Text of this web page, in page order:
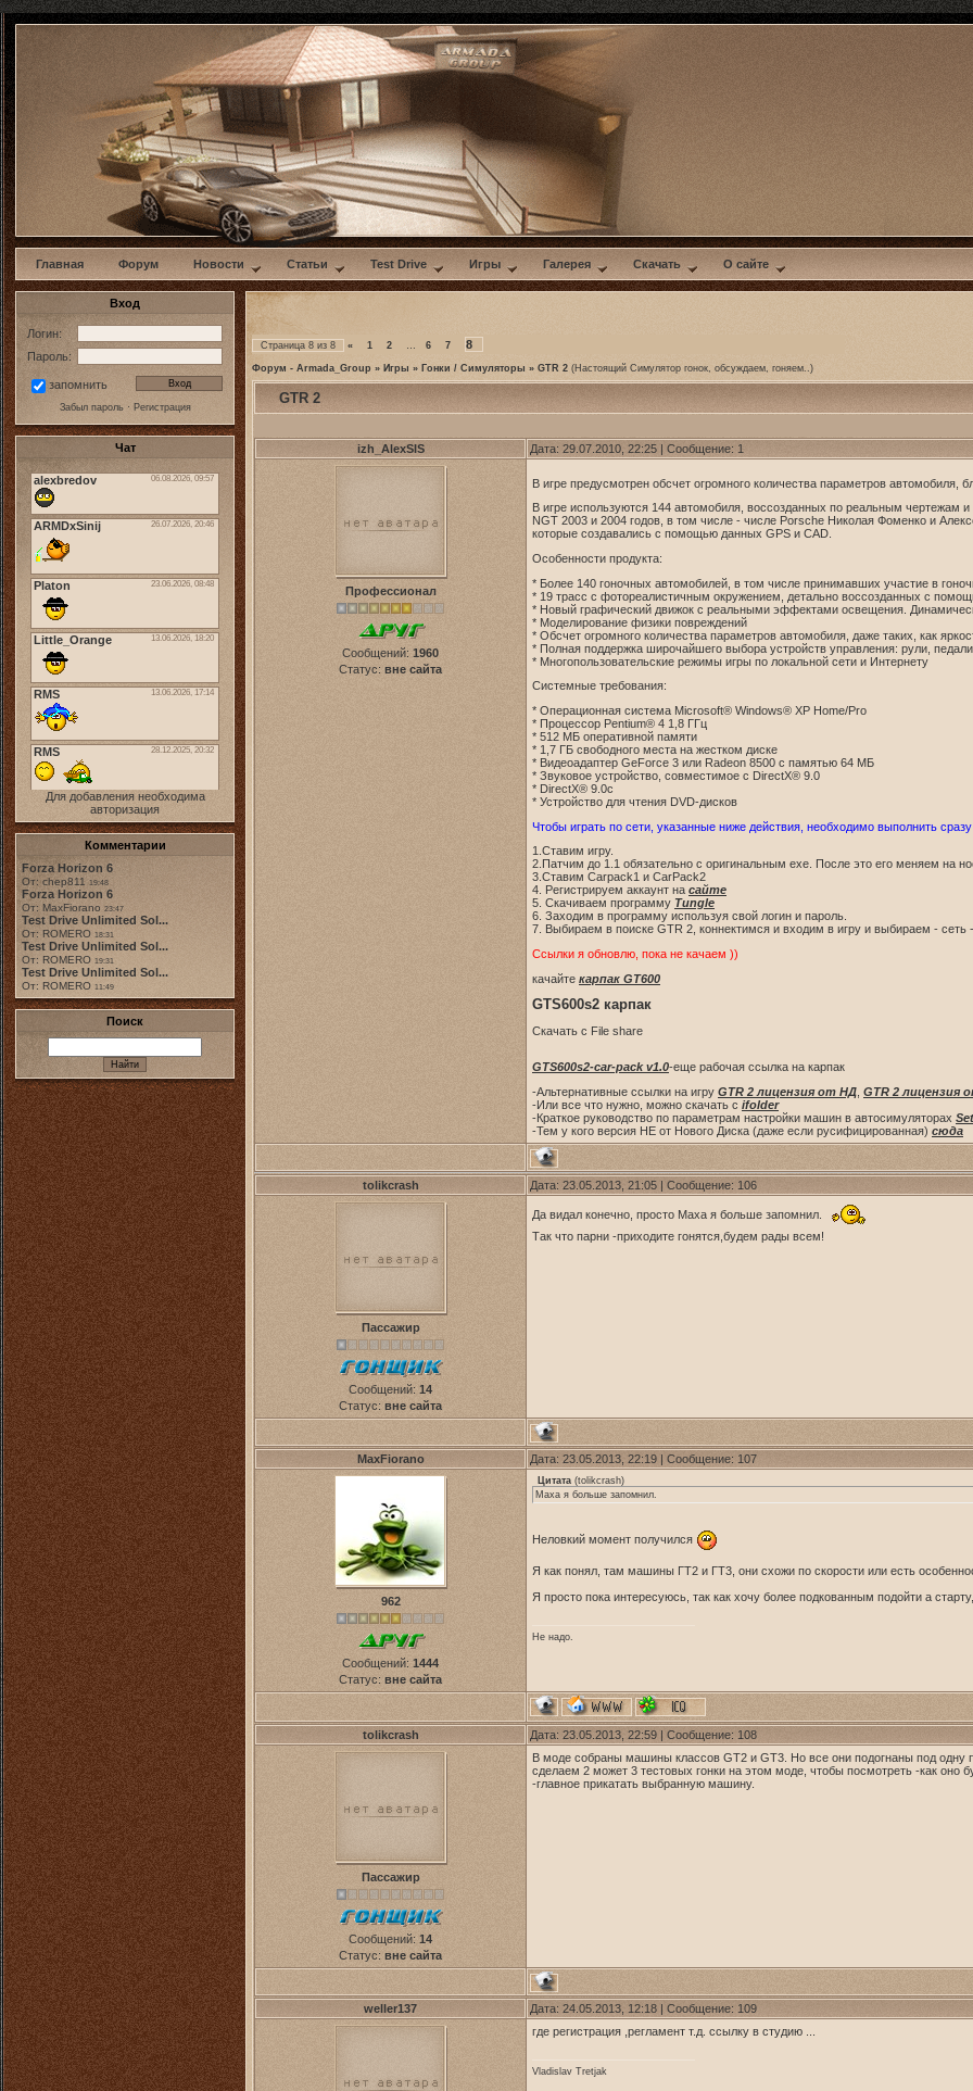
w
Главная Форум Новости Статьи Test Drive Игры Галерея Скачать О сайте
Вход
Логин:
Пароль:
запомнить
Забыл пароль· Регистрация
Чат
Для добавления необходима
авторизация
Комментарии
Forza Horizon 6
От: chep811 19:48
Forza Horizon 6
От: MaxFiorano 23:47
Test Drive Unlimited Sol...
От: ROMERO 18:31
Test Drive Unlimited Sol...
От: ROMERO 19:31
Test Drive Unlimited Sol...
От: ROMERO 11:49
Поиск
Страница 8 из 8 « 1 2 … 6 7 8
Форум - Armada_Group » Игры » Гонки / Симуляторы » GTR 2 (Настоящий Симулятор гонок, обсуждаем, гоняем..)
GTR 2
izh_AlexSIS Дата: 29.07.2010, 22:25 | Сообщение: 1
Профессионал
Сообщений: 1960
Статус: вне сайта
В игре предусмотрен обсчет огромного количества параметров
В игре используются 144 автомобиля, воссозданных по реальным чертежам
NGT 2003 и 2004 годов, в том числе - числе Porsche Николая Фоменко и
которые создавались с помощью данных GPS и CAD.
Особенности продукта:
* Более 140 гоночных автомобилей, в том числе принимавших участие в
* 19 трасс с фотореалистичным окружением, детально воссозданных с
* Новый графический движок с реальными эффектами освещения.
* Моделирование физики повреждений
* Обсчет огромного количества параметров автомобиля, даже таких, как
* Полная поддержка широчайшего выбора устройств управления: рули,
* Многопользовательские режимы игры по локальной сети и Интернету
Системные требования:
* Операционная система Microsoft® Windows® XP Home/Pro
* Процессор Pentium® 4 1,8 ГГц
* 512 MБ оперативной памяти
* 1,7 ГБ свободного места на жестком диске
* Видеоадаптер GeForce 3 или Radeon 8500 с памятью 64 МБ
* Звуковое устройство, совместимое с DirectX® 9.0
* DirectX® 9.0c
* Устройство для чтения DVD-дисков
Чтобы играть по сети, указанные ниже действия, необходимо выполнить
1.Ставим игру.
2.Патчим до 1.1 обязательно с оригинальным exe. После это его меняем на
3.Ставим Carpack1 и CarPack2
4. Регистрируем аккаунт на сайте
5. Скачиваем программу Tungle
6. Заходим в программу используя свой логин и пароль.
7. Выбираем в поиске GTR 2, коннектимся и входим в игру и выбираем - сеть
Ссылки я обновлю, пока не качаем ))
качайте карпак GT600
GTS600s2 карпак
Скачать с File share
GTS600s2-car-pack v1.0-еще рабочая ссылка на карпак
-Альтернативные ссылки на игру GTR 2 лицензия от НД GTR 2 лицензия
-Или все что нужно, можно скачать с ifolder
-Краткое руководство по параметрам настройки машин в автосимуляторах
-Тем у кого версия НЕ от Нового Диска (даже если русифицированная) сюда
tolikcrash Дата: 23.05.2013, 21:05 | Сообщение: 106
Пассажир
Сообщений: 14
Статус: вне сайта
Да видал конечно, просто Maxa я больше запомнил.
Так что парни -приходите гонятся,будем рады всем!
MaxFiorano Дата: 23.05.2013, 22:19 | Сообщение: 107
962
Сообщений: 1444
Статус: вне сайта
Цитата (tolikcrash)
Maxa я больше запомнил.
Неловкий момент получился
Я как понял, там машины ГТ2 и ГТ3, они схожи по скорости или есть
Я просто пока интересуюсь, так как хочу более подкованным подойти а
Не надо.
tolikcrash Дата: 23.05.2013, 22:59 | Сообщение: 108
Пассажир
Сообщений: 14
Статус: вне сайта
В моде собраны машины классов GT2 и GT3. Но все они подогнаны под
сделаем 2 может 3 тестовых гонки на этом моде, чтобы посмотреть -как
-главное прикатать выбранную машину.
weller137 Дата: 24.05.2013, 12:18 | Сообщение: 109
где регистрация ,регламент т.д. ссылку в студию ...
Vladislav Tretjak